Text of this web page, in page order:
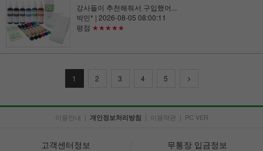
강사들이 추천해줘서 구입했어...
박민* | 2026-08-05 08:00:11
평점 ★★★★★
1 2 3 4 5
이용안내 | 개인정보처리방침 | 이용약관 | PC VER
고객센터정보 무통장 입금정보